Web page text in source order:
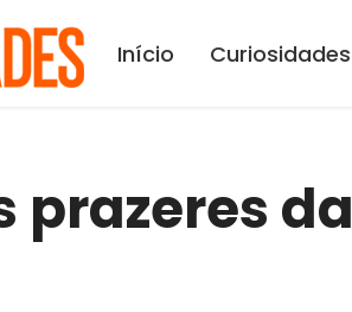
Início Curiosidades
prazeres da